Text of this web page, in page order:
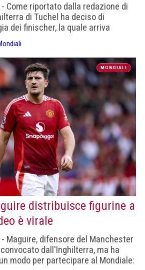
- Come riportato dalla redazione di
di Tuchel ha deciso di
dei finischer, la quale arriva
MONDIALI
distribuisce figurine a
è virale
- Maguire, difensore del Manchester
dall'Inghilterra, ma ha
modo per partecipare al Mondiale: